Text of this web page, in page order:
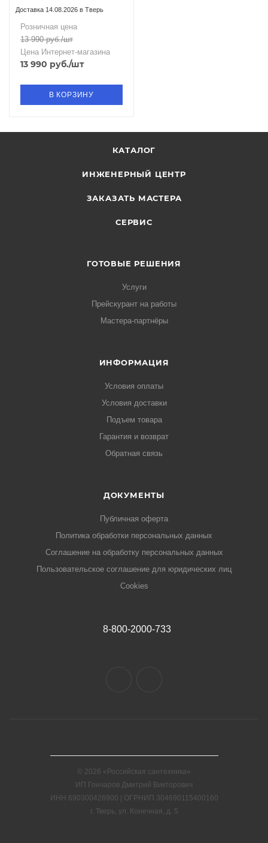
Доставка 14.08.2026 в Тверь
Розничная цена
13 990руб./шт
Цена Интернет-магазина
13 990 руб./шт
В КОРЗИНУ
КАТАЛОГ
ИНЖЕНЕРНЫЙ ЦЕНТР
ЗАКАЗАТЬ МАСТЕРА
СЕРВИС
ГОТОВЫЕ РЕШЕНИЯ
Услуги
Прейскурант на работы
Мастера-партнёры
ИНФОРМАЦИЯ
Условия оплаты
Условия доставки
Подъем товара
Гарантия и возврат
Обратная связь
ДОКУМЕНТЫ
Публичная оферта
Политика обработки персональных данных
Соглашение на обработку персональных данных
Пользовательское соглашение для юридических лиц
Cookies
8-800-2000-733
© 2026 «Российская сантехника»
ИП Гончаров Дмитрий Викторович
ИНН 690300426900 | ОГРНИП 304690115400160
г. Тверь, ул. Конечная, д. 5